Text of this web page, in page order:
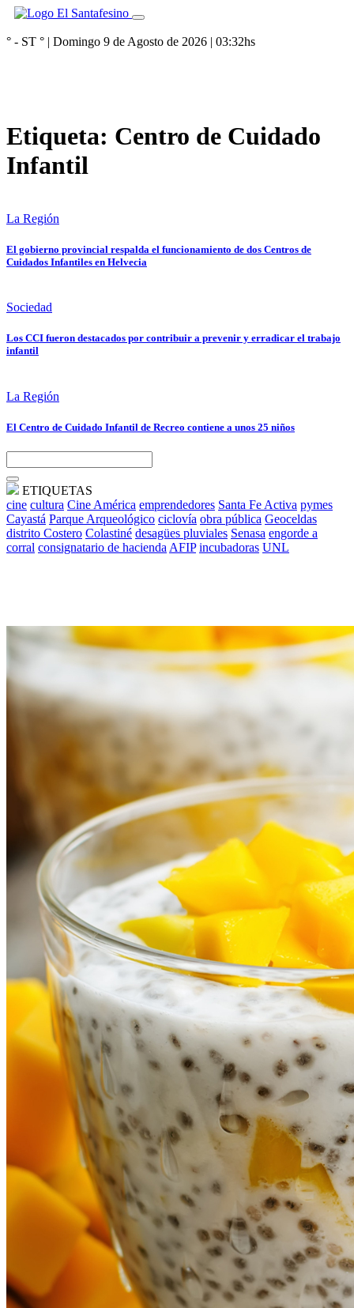
° - ST ° | Domingo 9 de Agosto de 2026 | 03:32hs
Etiqueta: Centro de Cuidado
Infantil
La Región
El gobierno provincial respalda el funcionamiento de dos Centros de
Cuidados Infantiles en Helvecia
Sociedad
Los CCI fueron destacados por contribuir a prevenir y erradicar el trabajo
infantil
La Región
El Centro de Cuidado Infantil de Recreo contiene a unos 25 niños
ETIQUETAS
cine cultura Cine América emprendedores Santa Fe Activa pymes
Cayastá Parque Arqueológico ciclovía obra pública Geoceldas
distrito Costero Colastiné desagües pluviales Senasa engorde a
corral consignatario de hacienda AFIP incubadoras UNL